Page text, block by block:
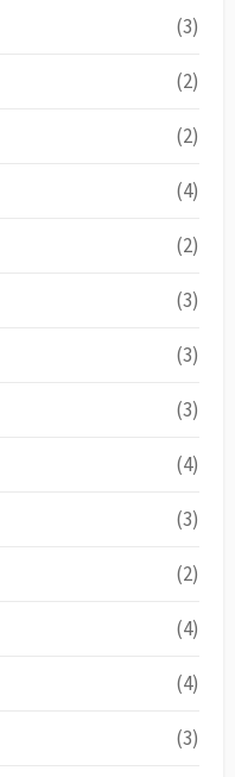
(3)
(2)
(2)
(4)
(2)
(3)
(3)
(3)
(4)
(3)
(2)
(4)
(4)
(3)